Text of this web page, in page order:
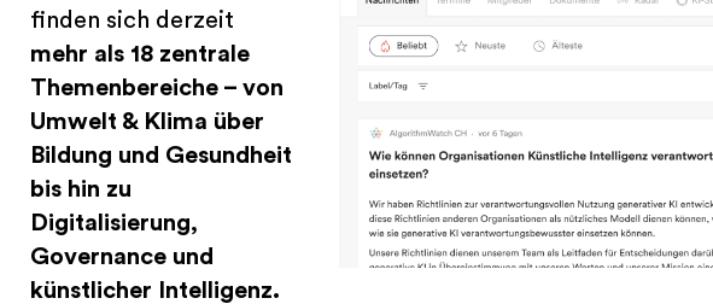
finden sich derzeit
mehr als 18 zentrale
Themenbereiche – von
Umwelt & Klima über
Bildung und Gesundheit
bis hin zu
Digitalisierung,
Governance und
künstlicher Intelligenz.